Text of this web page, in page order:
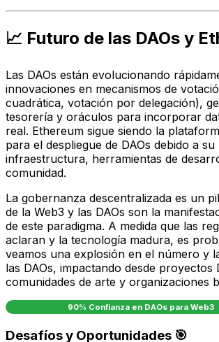
📈 Futuro de las DAOs y
Las DAOs están evolucionando
innovaciones en mecanismos de
cuadrática, votación por delegación),
tesorería y oráculos para incorporar
real. Ethereum sigue siendo la
para el despliegue de DAOs debido a
infraestructura, herramientas de
comunidad.
La gobernanza descentralizada es un
de la Web3 y las DAOs son la
de este paradigma. A medida que las
aclaran y la tecnología madura, es
veamos una explosión en el número y
las DAOs, impactando desde proyectos
comunidades de arte y organizaciones
90% Confianza en DAOs para Web3
Desafíos y Oportunidades 🎯